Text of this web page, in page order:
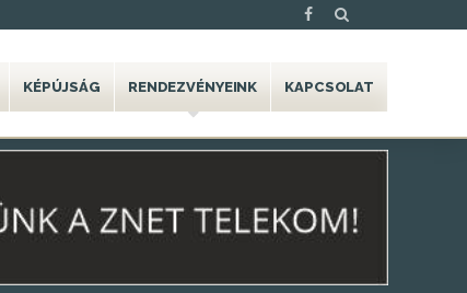
KÉPÚJSÁG RENDEZVÉNYEINK KAPCSOLAT